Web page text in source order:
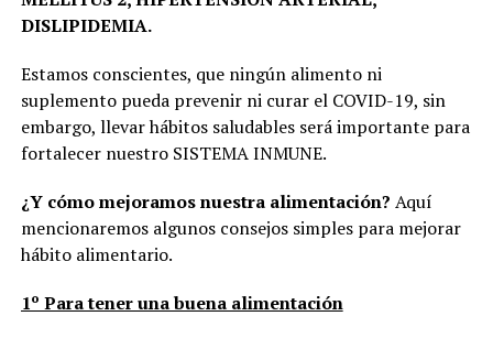
DISLIPIDEMIA.
Estamos conscientes, que ningún alimento ni
suplemento pueda prevenir ni curar el COVID-19, sin
embargo, llevar hábitos saludables será importante para
fortalecer nuestro SISTEMA INMUNE.
¿Y cómo mejoramos nuestra alimentación? Aquí
mencionaremos algunos consejos simples para mejorar
hábito alimentario.
1º Para tener una buena alimentación